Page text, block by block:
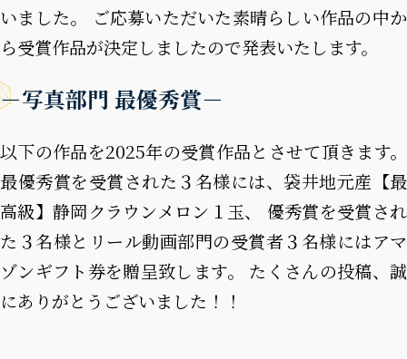
いました。
ご応募いただいた素晴らしい作品の中か
ら受賞作品が決定しましたので発表いたします。
－写真部門 最優秀賞－
以下の作品を2025年の受賞作品とさせて頂きます。
最優秀賞を受賞された３名様には、袋井地元産【最
高級】静岡クラウンメロン１玉、
優秀賞を受賞され
た３名様とリール動画部門の受賞者３名様にはアマ
ゾンギフト券を贈呈致します。
たくさんの投稿、誠
にありがとうございました！！